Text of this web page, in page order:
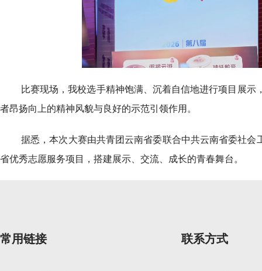
比赛现场，我校选手精神饱满、沉着自信地进行项目展
者昂扬向上的精神风貌与良好的示范引领作用。
据悉，本次大赛由共青团云南省委联合中共云南省委社
省优秀志愿服务项目，搭建展示、交流、成长的青春舞台。
常用链接 联系方式